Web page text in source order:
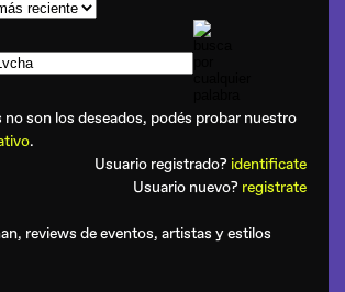
no son los deseados, podés probar nuestro
.
Usuario registrado? identificate
Usuario nuevo? registrate
reviews de eventos, artistas y estilos